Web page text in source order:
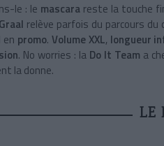
le : le mascarareste la touche
relève parfois du parcours
en promo. Volume XXL, longueur
. No worries : la Do It Team a
la donne.
LE